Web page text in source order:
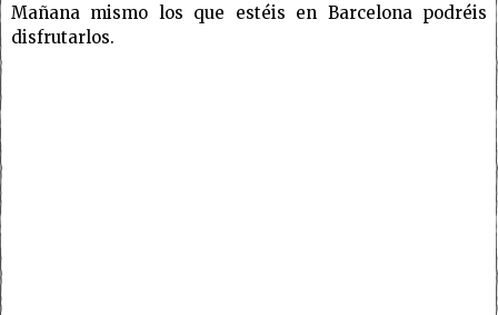
Mañana mismo los que estéis en Barcelona podréis
disfrutarlos.